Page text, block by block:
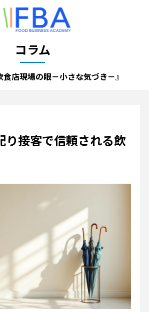
コラム
店現場の眼－小さな気づき－』
り接客で信頼される飲